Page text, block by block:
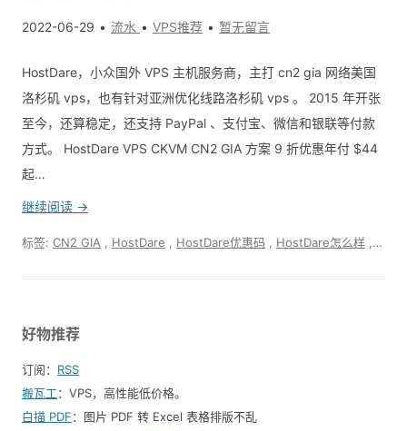
2022-06-29 流水 VPS推荐 暂无留言
HostDare，小众国外 VPS 主机服务商，主打 cn2 gia 网络美国
洛杉矶 vps，也有针对亚洲优化线路洛杉矶 vps 。 2015 年开张
至今，还算稳定，还支持 PayPal 、支付宝、微信和银联等付款
方式。 HostDare VPS CKVM CN2 GIA 方案 9 折优惠年付 $44
起…
继续阅读 →
标签: CN2 GIA HostDare HostDare优惠码 HostDare怎么样 VPS
好物推荐
订阅： RSS
搬瓦工：VPS，高性能低价格。️
白描 PDF：图片 PDF 转 Excel 表格排版不乱